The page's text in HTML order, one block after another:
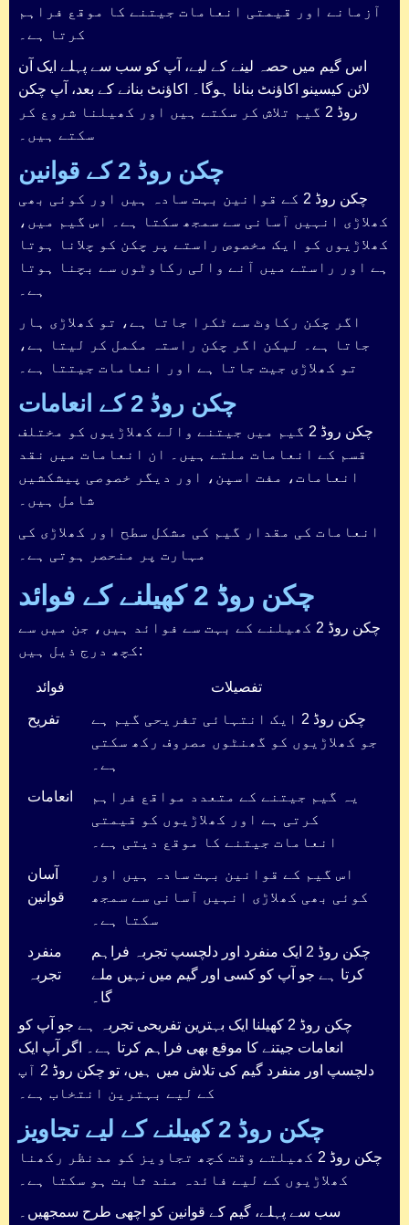
آزمانے اور قیمتی انعامات جیتنے کا موقع فراہم
کرتا ہے۔
اس گیم میں حصہ لینے کے لیے، آپ کو سب سے پہلے ایک آن
لائن کیسینو اکاؤنٹ بنانا ہوگا۔ اکاؤنٹ بنانے کے بعد، آپ چکن
روڈ 2 گیم تلاش کر سکتے ہیں اور کھیلنا شروع کر
سکتے ہیں۔
چکن روڈ 2 کے قوانین
چکن روڈ 2 کے قوانین بہت سادہ ہیں اور کوئی بھی
کھلاڑی انہیں آسانی سے سمجھ سکتا ہے۔ اس گیم میں،
کھلاڑیوں کو ایک مخصوص راستے پر چکن کو چلانا ہوتا
ہے اور راستے میں آنے والی رکاوٹوں سے بچنا ہوتا
ہے۔
اگر چکن رکاوٹ سے ٹکرا جاتا ہے، تو کھلاڑی ہار
جاتا ہے۔ لیکن اگر چکن راستہ مکمل کر لیتا ہے،
تو کھلاڑی جیت جاتا ہے اور انعامات جیتتا ہے۔
چکن روڈ 2 کے انعامات
چکن روڈ 2 گیم میں جیتنے والے کھلاڑیوں کو مختلف
قسم کے انعامات ملتے ہیں۔ ان انعامات میں نقد
انعامات، مفت اسپن، اور دیگر خصوصی پیشکشیں
شامل ہیں۔
انعامات کی مقدار گیم کی مشکل سطح اور کھلاڑی کی
مہارت پر منحصر ہوتی ہے۔
چکن روڈ 2 کھیلنے کے فوائد
چکن روڈ 2 کھیلنے کے بہت سے فوائد ہیں، جن میں سے
کچھ درج ذیل ہیں:
فوائد تفصیلات
تفریح
چکن روڈ 2 ایک انتہائی تفریحی گیم ہے
جو کھلاڑیوں کو گھنٹوں مصروف رکھ سکتی
ہے۔
انعامات
یہ گیم جیتنے کے متعدد مواقع فراہم
کرتی ہے اور کھلاڑیوں کو قیمتی
انعامات جیتنے کا موقع دیتی ہے۔
آسان
قوانین
اس گیم کے قوانین بہت سادہ ہیں اور
کوئی بھی کھلاڑی انہیں آسانی سے سمجھ
سکتا ہے۔
منفرد
تجربہ
چکن روڈ 2 ایک منفرد اور دلچسپ تجربہ فراہم
کرتا ہے جو آپ کو کسی اور گیم میں نہیں ملے
گا۔
چکن روڈ 2 کھیلنا ایک بہترین تفریحی تجربہ ہے جو آپ کو
انعامات جیتنے کا موقع بھی فراہم کرتا ہے۔ اگر آپ ایک
دلچسپ اور منفرد گیم کی تلاش میں ہیں، تو چکن روڈ 2 آپ
کے لیے بہترین انتخاب ہے۔
چکن روڈ 2 کھیلنے کے لیے تجاویز
چکن روڈ 2 کھیلتے وقت کچھ تجاویز کو مدنظر رکھنا
کھلاڑیوں کے لیے فائدہ مند ثابت ہو سکتا ہے۔
سب سے پہلے، گیم کے قوانین کو اچھی طرح سمجھیں۔